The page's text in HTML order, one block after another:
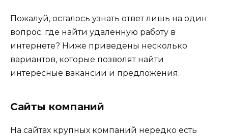
Пожалуй, осталось узнать ответ лишь на один
вопрос: где найти удаленную работу в
интернете? Ниже приведены несколько
вариантов, которые позволят найти
интересные вакансии и предложения.
Сайты компаний
На сайтах крупных компаний нередко есть